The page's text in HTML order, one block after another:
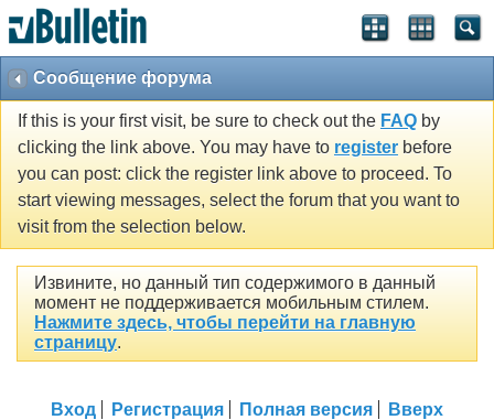
Сообщение форума
If this is your first visit, be sure to check out the FAQ by
clicking the link above. You may have to register before
you can post: click the register link above to proceed. To
start viewing messages, select the forum that you want to
visit from the selection below.
Извините, но данный тип содержимого в данный
момент не поддерживается мобильным стилем.
Нажмите здесь, чтобы перейти на главную
страницу.
Вход Регистрация Полная версия Вверх